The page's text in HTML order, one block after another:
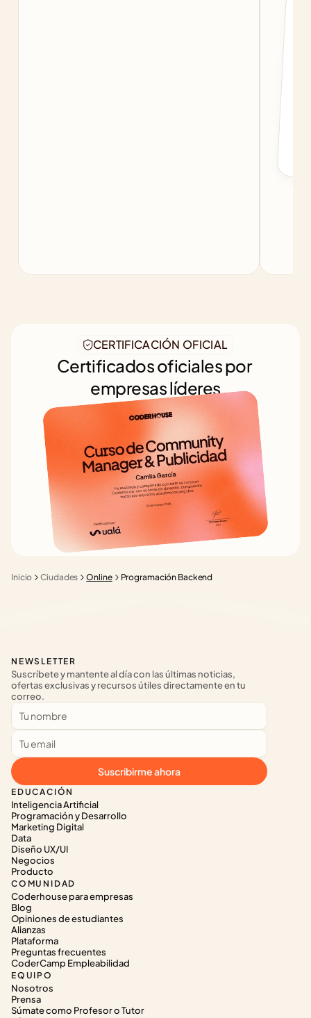
Inicio Ciudades Online Programación Backend
CERTIFICACIÓN OFICIAL
Certificados oficiales por
empresas líderes
EDUCACIÓN
Inteligencia Artificial
Programación y Desarrollo
Marketing Digital
Data
Diseño UX/UI
Negocios
Producto
COMUNIDAD
Coderhouse para empresas
Blog
Opiniones de estudiantes
Alianzas
Plataforma
Preguntas frecuentes
CoderCamp Empleabilidad
EQUIPO
Nosotros
Prensa
Súmate como Profesor o Tutor
NEWSLETTER
Suscríbete y mantente al día con las últimas noticias,
ofertas exclusivas y recursos útiles directamente en tu
correo.
Suscribirme ahora